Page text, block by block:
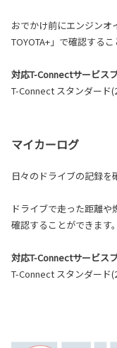
おでかけ前にエンジンオ
TOYOTA+」で確認するこ
対応T-Connectサービス
T-Connect スタンダー
マイカーログ
日々のドライブの記録を
ドライブで走った距離や
確認することができます。
対応T-Connectサービス
T-Connect スタンダー